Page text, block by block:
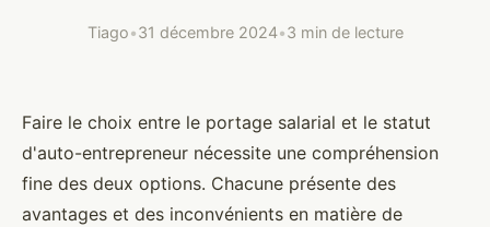
Tiago•31 décembre 2024•3 min de lecture
Faire le choix entre le portage salarial et le statut
d'auto-entrepreneur nécessite une compréhension
fine des deux options. Chacune présente des
avantages et des inconvénients en matière de